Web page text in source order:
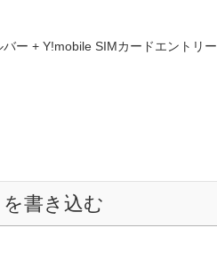
ー + Y!mobile SIMカードエントリー
書き込む